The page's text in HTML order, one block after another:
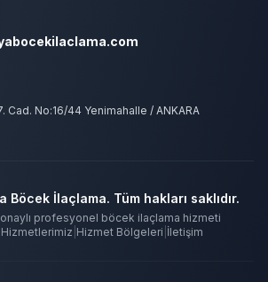
Cad. No:16/44 Yenimahalle / ANKARA
İlaçlama. Tüm hakları saklıdır.
onaylı profesyonel böcek ilaçlama hizmeti
Hizmetlerimiz Hizmet Bölgeleri İletişim